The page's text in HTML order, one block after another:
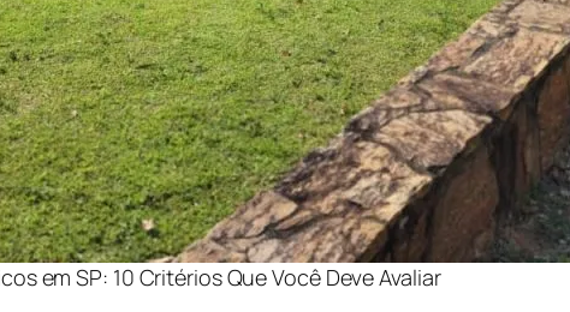
em SP: 10 Critérios Que Você Deve Avaliar